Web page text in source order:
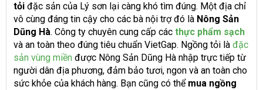
tỏi đặc sản của Lý sơn lại càng khó tìm đúng. Một địa chỉ
vô cùng đáng tin cậy cho các bà nội trợ đó là Nông Sản
Dũng Hà. Công ty chuyên cung cấp các thực phẩm sạch
và an toàn theo đúng tiêu chuẩn VietGap. Ngồng tỏi là đặc
sản vùng miền được Nông Sản Dũng Hà nhập trực tiếp từ
người dân địa phương, đảm bảo tươi, ngon và an toàn cho
sức khỏe của khách hàng. Bạn cũng có thể mua ngồng